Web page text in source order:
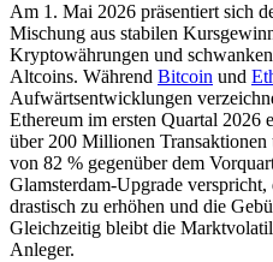
Am 1. Mai 2026 präsentiert sich
Mischung aus stabilen
Kryptowährungen und
Altcoins. Während Bitcoin und
Aufwärtsentwicklungen
Ethereum im ersten Quartal 2026
über 200 Millionen
von 82 % gegenüber dem
Glamsterdam-Upgrade
drastisch zu erhöhen und die
Gleichzeitig bleibt die
Anleger.